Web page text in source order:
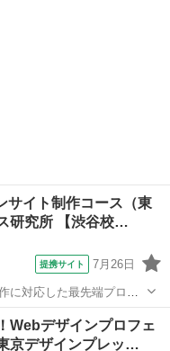
サイト制作コース（東
研究所 【渋谷校…
提携サイト 7月26日
に対応した最先端プログ
・CSS3」やWeb制作
AdobeX...
Webデザインプロフェ
京デザインプレッ…